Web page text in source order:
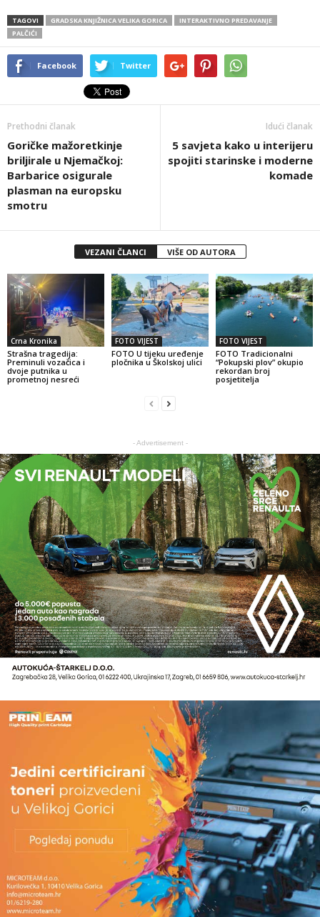
TAGOVI GRADSKA KNJIŽNICA VELIKA GORICA
INTERAKTIVNO PREDAVANJE
PALČIĆI
Facebook Twitter
Prethodni članak
Goričke mažoretkinje
briljirale u Njemačkoj:
Barbarice osigurale
plasman na europsku
smotru
Idući članak
5 savjeta kako u interijeru
spojiti starinske i moderne
komade
VEZANI ČLANCI VIŠE OD AUTORA
Crna Kronika
Strašna tragedija:
Preminuli vozačica i
dvoje putnika u
prometnoj nesreći
FOTO VIJEST
FOTO U tijeku uređenje
pločnika u Školskoj ulici
FOTO VIJEST
FOTO Tradicionalni
“Pokupski plov” okupio
rekordan broj
posjetitelja
- Advertisement -